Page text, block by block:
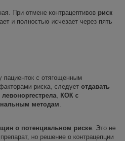
При отмене контрацептивов риск
и полностью исчезает через пять
пациенток с отягощенным
риска, следует отдавать
КОК с
методам
о потенциальном риске . Это не
но решение о контрацепции